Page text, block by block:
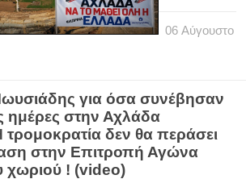
06 Αύγουστο
για όσα συνέβησαν
ημέρες στην Αχλάδα
δεν θα περάσει
στην Επιτροπή Αγώνα
χωριού ! (video)